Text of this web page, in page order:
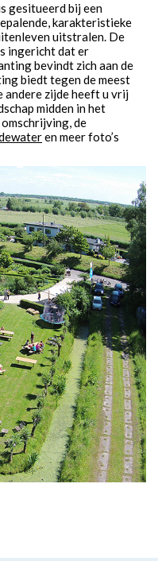
gesitueerd bij een
karakteristieke
uitstralen. De
ingericht dat er
bevindt zich aan de
biedt tegen de meest
andere zijde heeft u vrij
midden in het
de
en meer foto’s